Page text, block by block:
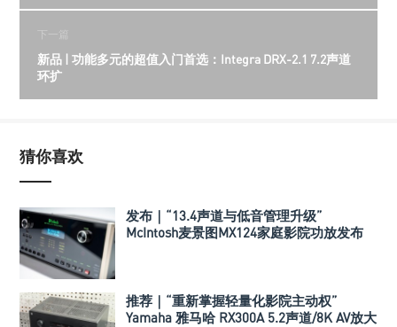
下一篇
新品 | 功能多元的超值入门首选：Integra DRX-2.1 7.2声道
环扩
猜你喜欢
发布｜“13.4声道与低音管理升级”
McIntosh麦景图MX124家庭影院功放发布
推荐｜“重新掌握轻量化影院主动权”
Yamaha 雅马哈 RX300A 5.2声道/8K AV放大